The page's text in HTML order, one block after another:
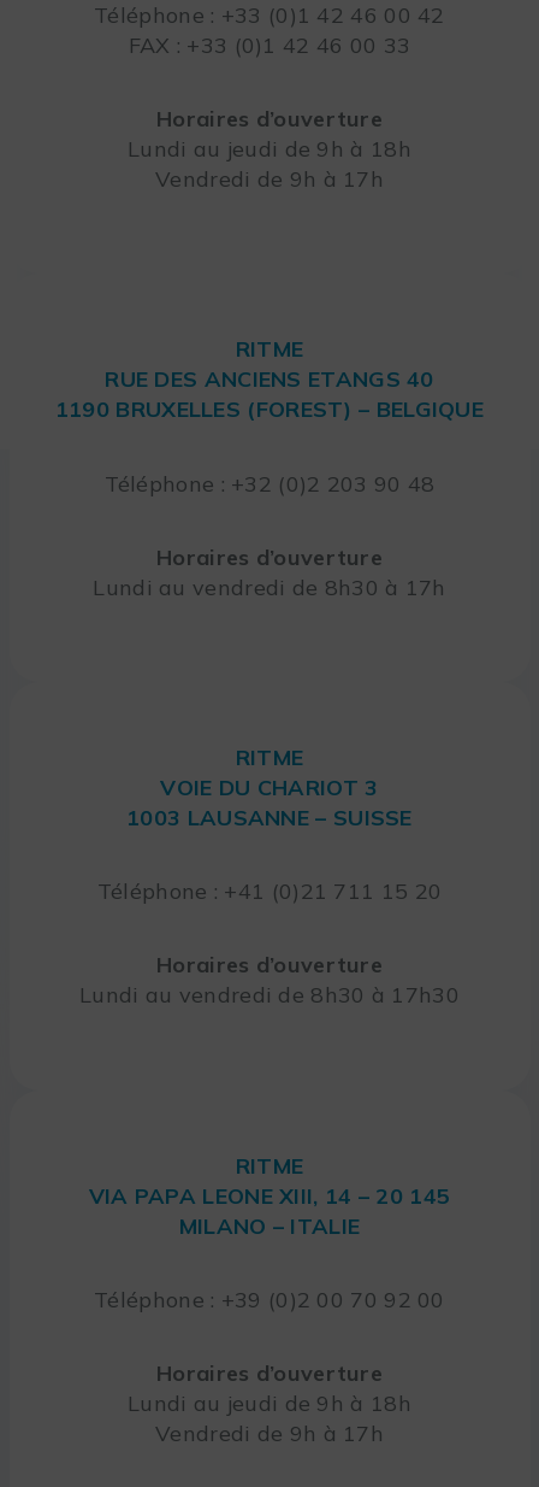
Téléphone : +33 (0)1 42 46 00 42
FAX : +33 (0)1 42 46 00 33
Horaires d’ouverture
Lundi au jeudi de 9h à 18h
Vendredi de 9h à 17h
RITME
RUE DES ANCIENS ETANGS 40
1190 BRUXELLES (FOREST) – BELGIQUE
Téléphone : +32 (0)2 203 90 48
Horaires d’ouverture
Lundi au vendredi de 8h30 à 17h
RITME
VOIE DU CHARIOT 3
1003 LAUSANNE – SUISSE
Téléphone : +41 (0)21 711 15 20
Horaires d’ouverture
Lundi au vendredi de 8h30 à 17h30
RITME
VIA PAPA LEONE XIII, 14 – 20 145
MILANO – ITALIE
Téléphone : +39 (0)2 00 70 92 00
Horaires d’ouverture
Lundi au jeudi de 9h à 18h
Vendredi de 9h à 17h